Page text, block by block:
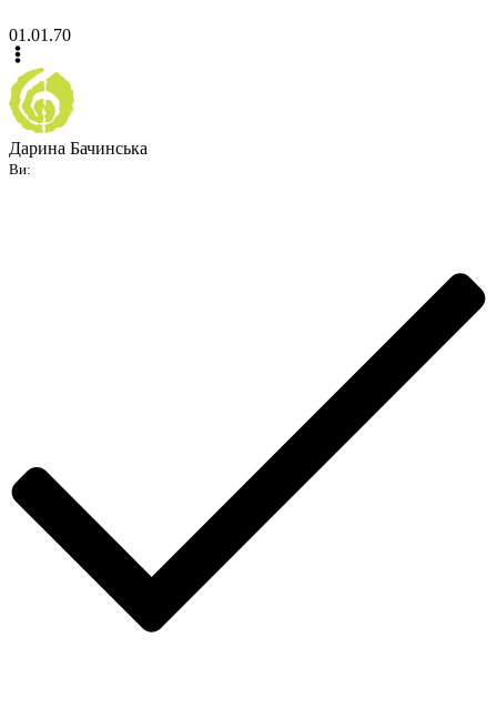
01.01.70
Дарина Бачинська
Ви: